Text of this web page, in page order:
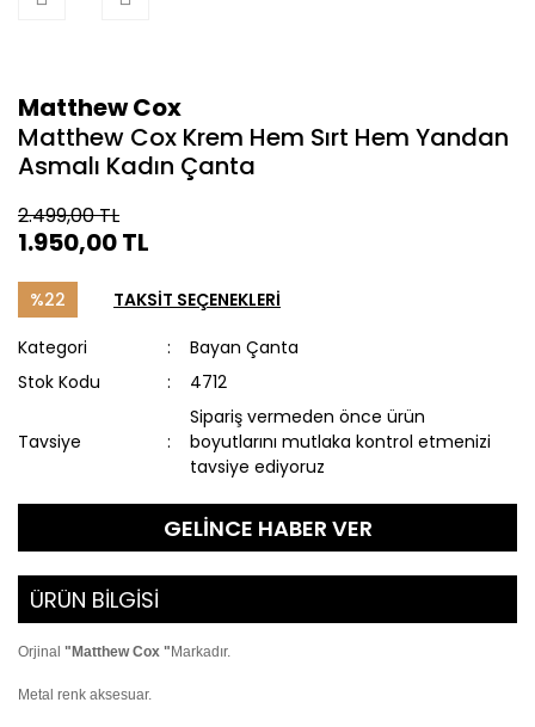
Matthew Cox
Matthew Cox Krem Hem Sırt Hem Yandan
Asmalı Kadın Çanta
2.499,00 TL
1.950,00 TL
%22 TAKSİT SEÇENEKLERİ
Kategori
Bayan Çanta
Stok Kodu
4712
Tavsiye
Sipariş vermeden önce ürün
boyutlarını mutlaka kontrol etmenizi
tavsiye ediyoruz
GELİNCE HABER VER
ÜRÜN BİLGİSİ
Orjinal " Matthew Cox " Markadır.
Metal renk aksesuar.